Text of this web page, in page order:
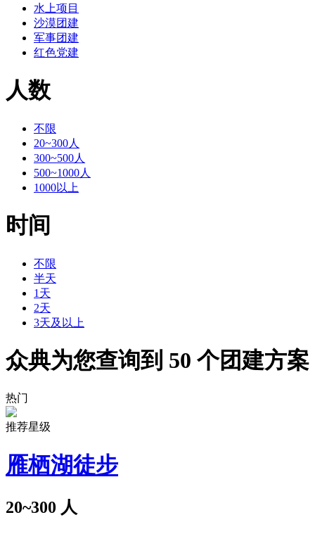
水上项目
沙漠团建
军事团建
红色党建
人数
不限
20~300人
300~500人
500~1000人
1000以上
时间
不限
半天
1天
2天
3天及以上
众典为您查询到 50 个团建方案
热门
推荐星级
雁栖湖徒步
20~300 人